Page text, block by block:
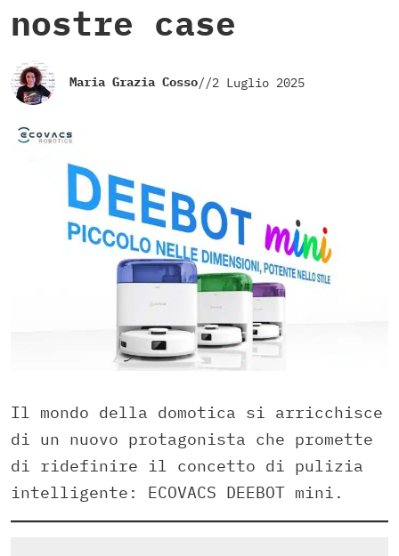
nostre case
Maria Grazia Cosso//2 Luglio 2025
Il mondo della domotica si arricchisce
di un nuovo protagonista che promette
di ridefinire il concetto di pulizia
intelligente: ECOVACS DEEBOT mini.